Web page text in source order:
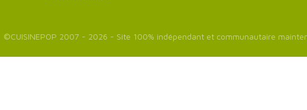
©CUISINEPOP 2007 - 2026 - Site 100% indépendant et communautaire